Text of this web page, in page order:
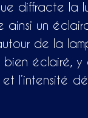
diffracte la
ainsi un
de la
bien éclairé, y
l’intensité